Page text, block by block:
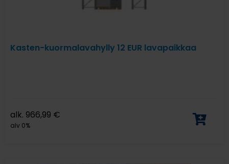
Kasten-kuormalavahylly 12 EUR lavapaikkaa
alk. 966,99 €
alv 0%